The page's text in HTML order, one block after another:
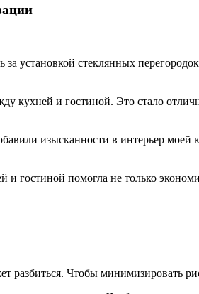
за установкой стеклянных
кухней и гостиной. Это стало
изысканности в интерьер моей
гостиной помогла не только
разбиться. Чтобы минимизировать